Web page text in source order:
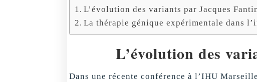
L’évolution des variants par Jacques
La thérapie génique expérimentale dans
L’évolution des
Dans une récente conférence à l’IHU